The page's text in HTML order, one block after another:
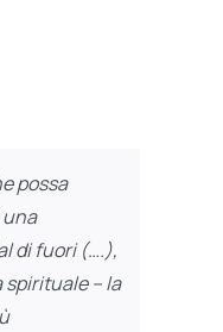
possa
una
di fuori (….),
– la